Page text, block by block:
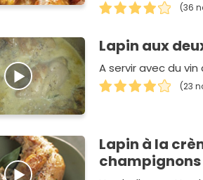
(36
Lapin aux
A servir avec du vin
(23
Lapin à la
champignons